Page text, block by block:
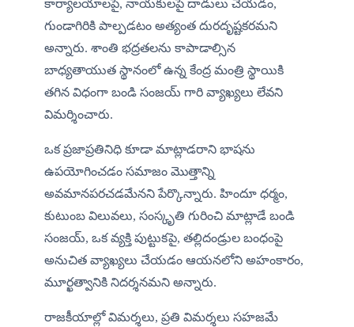
కార్యాలయాలపై, నాయకులపై దాడులు చేయడం,
గుండాగిరికి పాల్పడటం అత్యంత దురదృష్టకరమని
అన్నారు. శాంతి భద్రతలను కాపాడాల్సిన
బాధ్యతాయుత స్థానంలో ఉన్న కేంద్ర మంత్రి స్థాయికి
తగిన విధంగా బండి సంజయ్ గారి వ్యాఖ్యలు లేవని
విమర్శించారు.
ఒక ప్రజాప్రతినిధి కూడా మాట్లాడరాని భాషను
ఉపయోగించడం సమాజం మొత్తాన్ని
అవమానపరచడమేనని పేర్కొన్నారు. హిందూ ధర్మం,
కుటుంబ విలువలు, సంస్కృతి గురించి మాట్లాడే బండి
సంజయ్, ఒక వ్యక్తి పుట్టుకపై, తల్లిదండ్రుల బంధంపై
అనుచిత వ్యాఖ్యలు చేయడం ఆయనలోని అహంకారం,
మూర్ఖత్వానికి నిదర్శనమని అన్నారు.
రాజకీయాల్లో విమర్శలు, ప్రతి విమర్శలు సహజమే